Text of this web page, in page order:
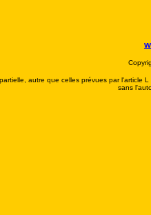
autre que celles prévues par
sans